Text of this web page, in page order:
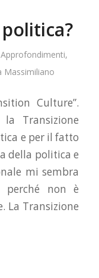
Approfondimenti,
Massimiliano
Culture”.
Transizione
e per il fatto
della politica e
mi sembra
perché non è
La Transizione